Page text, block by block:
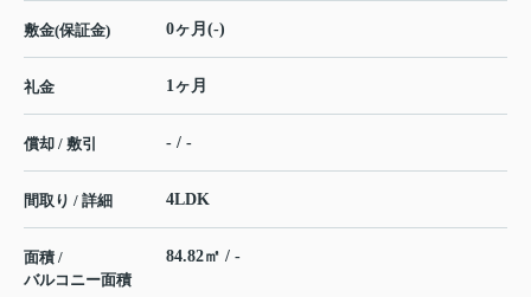
敷金(保証金) 0ヶ月(-)
礼金 1ヶ月
償却 / 敷引 - / -
間取り / 詳細 4LDK
面積 /
バルコニー面積
84.82㎡ / -